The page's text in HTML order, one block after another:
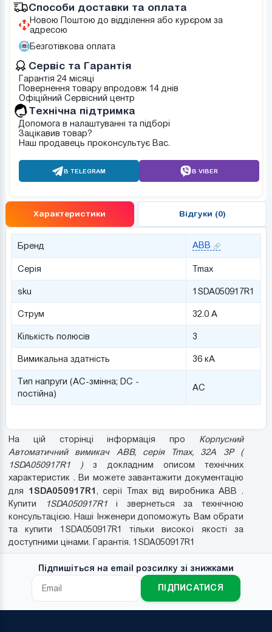
Способи доставки та оплата
Новою Поштою до відділення або курєром за
адресою
Безготівкова оплата
Сервіс та Гарантія
Гарантія 24 місяці
Повернення товару впродовж 14 днів
Офіційний Сервісний центр
Tехнічна підтримка
Допомога в налаштуванні та підборі
Зацікавив товар?
Наш продавець проконсультує Вас.
В TELEGRAM В VIBER
Характеристики Відгуки (0)
Бренд ABB
Серія Tmax
sku 1SDA050917R1
Струм 32.0 А
Кількість полюсів 3
Вимикальна здатність 36 кА
Тип напруги (AC-змінна; DC -
постійна)
AC
На цій сторінці інформація про Корпусний
Автоматичний вимикач ABB, серія Tmax, 32A 3P (
1SDA050917R1 ) з докладним описом технічних
характеристик . Ви можете завантажити документацію
для 1SDA050917R1 , серії Tmax від виробника ABB .
Купити
1SDA050917R1і звернеться за технічною
консультацією. Наші Інженери допоможуть Вам обрати
та купити 1SDA050917R1 тільки високої якості за
доступними цінами. Гарантія. 1SDA050917R1
Підпишіться на email розсилку зі знижками
ПІДПИСАТИСЯ